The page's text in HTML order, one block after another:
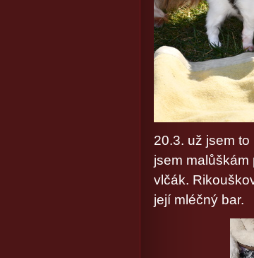
20.3. už jsem
jsem
vlčák.
její mléčný bar.